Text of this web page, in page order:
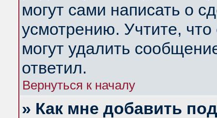
могут сами написать о
усмотрению. Учтите,
могут удалить
ответил.
Вернуться к началу
» Как мне добавить